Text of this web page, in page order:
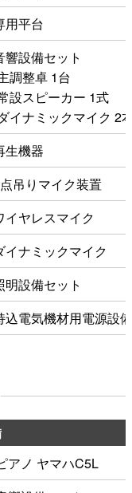
用平台
響設備セット
調整卓 1台
設スピーカー 1式
イナミックマイク 2
生機器
吊りマイク装置
イヤレスマイク
イナミックマイク
明設備セット
込電気機材用電源設備
アノ ヤマハC5L